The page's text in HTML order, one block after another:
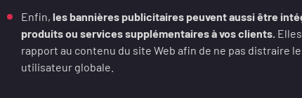
Enfin, les bannières publicitaires peuvent aussi être
produits ou services supplémentaires à vos clients.
rapport au contenu du site Web afin de ne pas distraire
utilisateur globale.